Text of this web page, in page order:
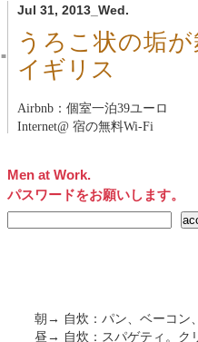
Jul 31, 2013_Wed.
■
うろこ状の垢
イギリス
Airbnb：個室一泊39ユーロ
Internet@ 宿の無料Wi-Fi
Men at Work.
パスワードをお願いします。
朝→ 自炊：パン、ベーコン
昼→ 自炊：スパゲティ。ク